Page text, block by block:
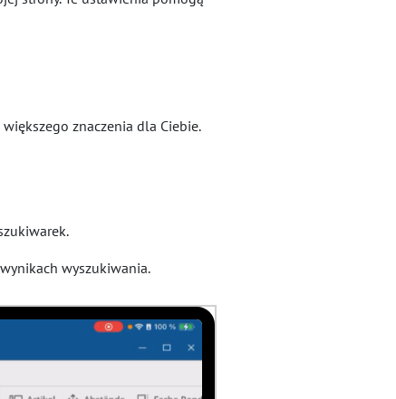
znaczenia dla Ciebie.
wyszukiwania.